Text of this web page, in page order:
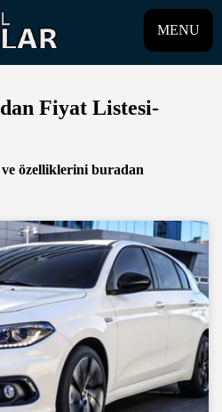
MENU
Fiyat Listesi-
ve özelliklerini buradan